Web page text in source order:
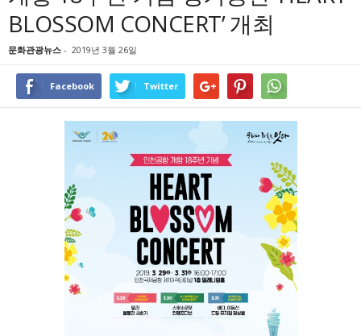
BLOSSOM CONCERT’ 개최
문화관광뉴스 - 2019년 3월 26일
Facebook Twitter